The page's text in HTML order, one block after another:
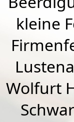
kleine
Wolfurt